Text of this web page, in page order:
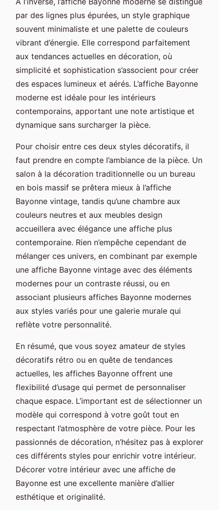
par des lignes plus épurées, un style graphique
souvent minimaliste et une palette de couleurs
vibrant d’énergie. Elle correspond parfaitement
aux tendances actuelles en décoration, où
simplicité et sophistication s’associent pour créer
des espaces lumineux et aérés. L’affiche Bayonne
moderne est idéale pour les intérieurs
contemporains, apportant une note artistique et
dynamique sans surcharger la pièce.
Pour choisir entre ces deux styles décoratifs, il
faut prendre en compte l’ambiance de la pièce. Un
salon à la décoration traditionnelle ou un bureau
en bois massif se prêtera mieux à l’affiche
Bayonne vintage, tandis qu’une chambre aux
couleurs neutres et aux meubles design
accueillera avec élégance une affiche plus
contemporaine. Rien n’empêche cependant de
mélanger ces univers, en combinant par exemple
une affiche Bayonne vintage avec des éléments
modernes pour un contraste réussi, ou en
associant plusieurs affiches Bayonne modernes
aux styles variés pour une galerie murale qui
reflète votre personnalité.
En résumé, que vous soyez amateur de styles
décoratifs rétro ou en quête de tendances
actuelles, les affiches Bayonne offrent une
flexibilité d’usage qui permet de personnaliser
chaque espace. L’important est de sélectionner un
modèle qui correspond à votre goût tout en
respectant l’atmosphère de votre pièce. Pour les
passionnés de décoration, n’hésitez pas à explorer
ces différents styles pour enrichir votre intérieur.
Décorer votre intérieur avec une affiche de
Bayonne est une excellente manière d’allier
esthétique et originalité.